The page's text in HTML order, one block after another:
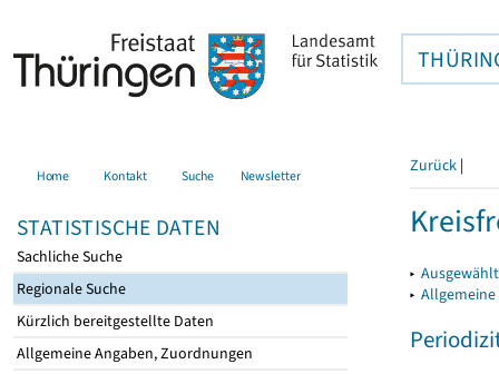
Home Kontakt Suche Newsletter
STATISTISCHE DATEN
Sachliche Suche
Regionale Suche
Kürzlich bereitgestellte Daten
Allgemeine Angaben, Zuordnungen
Zurück |
▸
▸